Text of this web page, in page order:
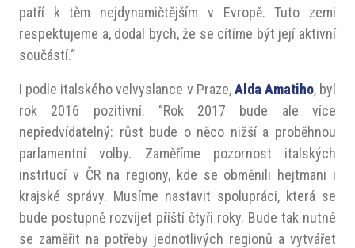
patří k těm nejdynamičtějším v Evropě. Tuto zemi
respektujeme a, dodal bych, že se cítíme být její aktivní
součástí.“
I podle italského velvyslance v Praze,Alda Amatiho, byl
rok 2016 pozitivní. “Rok 2017 bude ale více
nepředvídatelný: růst bude o něco nižší a proběhnou
parlamentní volby. Zaměříme pozornost italských
institucí v ČR na regiony, kde se obměnili hejtmani i
krajské správy. Musíme nastavit spolupráci, která se
bude postupně rozvíjet příští čtyři roky. Bude tak nutné
se zaměřit na potřeby jednotlivých regionů a vytvářet